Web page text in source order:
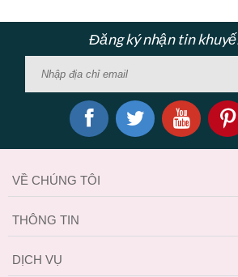
Đăng ký nhận tin
VỀ CHÚNG TÔI
THÔNG TIN
DỊCH VỤ